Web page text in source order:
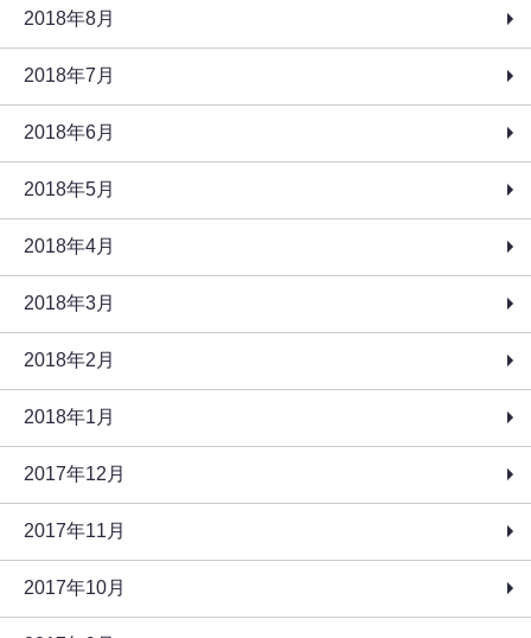
2018年8月
2018年7月
2018年6月
2018年5月
2018年4月
2018年3月
2018年2月
2018年1月
2017年12月
2017年11月
2017年10月